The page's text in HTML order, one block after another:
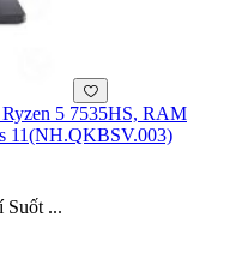
5 7535HS, RAM
11(NH.QKBSV.003)
Suốt ...